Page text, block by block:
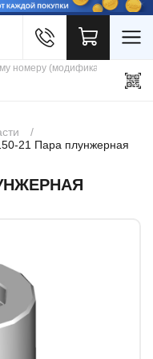
21 Пара плунжерная